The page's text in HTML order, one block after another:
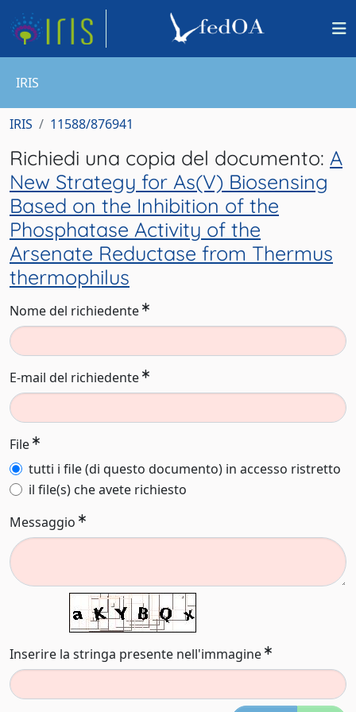
IRIS
IRIS 11588/876941
Richiedi una copia del documento: A
New Strategy for As(V) Biosensing
Based on the Inhibition of the
Phosphatase Activity of the
Arsenate Reductase from Thermus
thermophilus
Nome del richiedente
E-mail del richiedente
File
tutti i file (di questo documento) in accesso ristretto
il file(s) che avete richiesto
Messaggio
Inserire la stringa presente nell'immagine